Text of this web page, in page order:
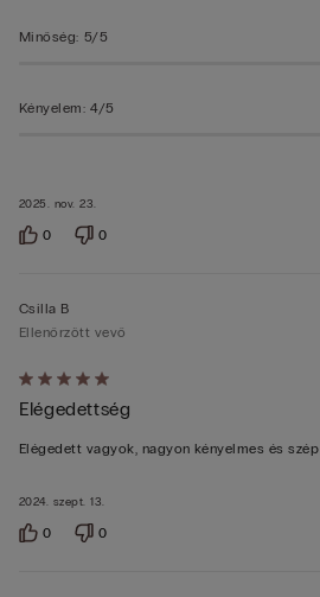
2025. nov. 23.
Minőség: 5/5
Kényelem: 4/5
0 0
Értékelés:
5/5
2024. szept. 13.
Csilla B
Ellenőrzött vevő
Elégedettség
Elégedett vagyok, nagyon kényelmes és szép
0 0